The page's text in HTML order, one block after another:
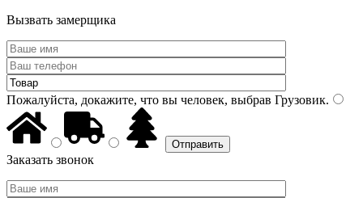
Вызвать замерщика
Пожалуйста, докажите, что вы человек, выбрав Грузовик.
Заказать звонок